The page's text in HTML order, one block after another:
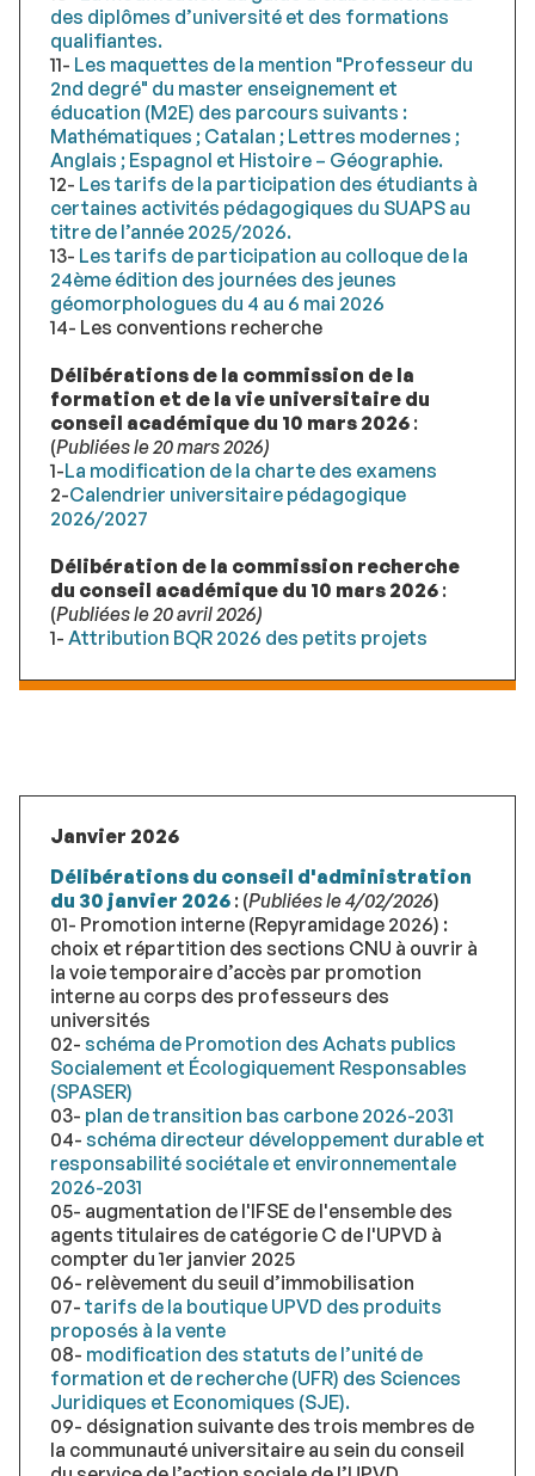
des diplômes d’université et des formations
qualifiantes.
11- Les maquettes de la mention "Professeur du
2nd degré" du master enseignement et
éducation (M2E) des parcours suivants :
Mathématiques ; Catalan ; Lettres modernes ;
Anglais ; Espagnol et Histoire – Géographie.
12- Les tarifs de la participation des étudiants à
certaines activités pédagogiques du SUAPS au
titre de l’année 2025/2026.
13- Les tarifs de participation au colloque de la
24ème édition des journées des jeunes
géomorphologues du 4 au 6 mai 2026
14- Les conventions recherche
Délibérations de la commission de la
formation et de la vie universitaire du
conseil académique du 10 mars 2026 :
(Publiées le 20 mars 2026)
1-La modification de la charte des examens
2-Calendrier universitaire pédagogique
2026/2027
Délibération de la commission recherche
du conseil académique du 10 mars 2026 :
(Publiées le 20 avril 2026)
1- Attribution BQR 2026 des petits projets
Janvier 2026
Délibérations du conseil d'administration
du 30 janvier 2026 : (Publiées le 4/02/2026)
01- Promotion interne (Repyramidage 2026) :
choix et répartition des sections CNU à ouvrir à
la voie temporaire d’accès par promotion
interne au corps des professeurs des
universités
02- schéma de Promotion des Achats publics
Socialement et Écologiquement Responsables
(SPASER)
03- plan de transition bas carbone 2026-2031
04- schéma directeur développement durable et
responsabilité sociétale et environnementale
2026-2031
05- augmentation de l'IFSE de l'ensemble des
agents titulaires de catégorie C de l'UPVD à
compter du 1er janvier 2025
06- relèvement du seuil d’immobilisation
07- tarifs de la boutique UPVD des produits
proposés à la vente
08- modification des statuts de l’unité de
formation et de recherche (UFR) des Sciences
Juridiques et Economiques (SJE).
09- désignation suivante des trois membres de
la communauté universitaire au sein du conseil